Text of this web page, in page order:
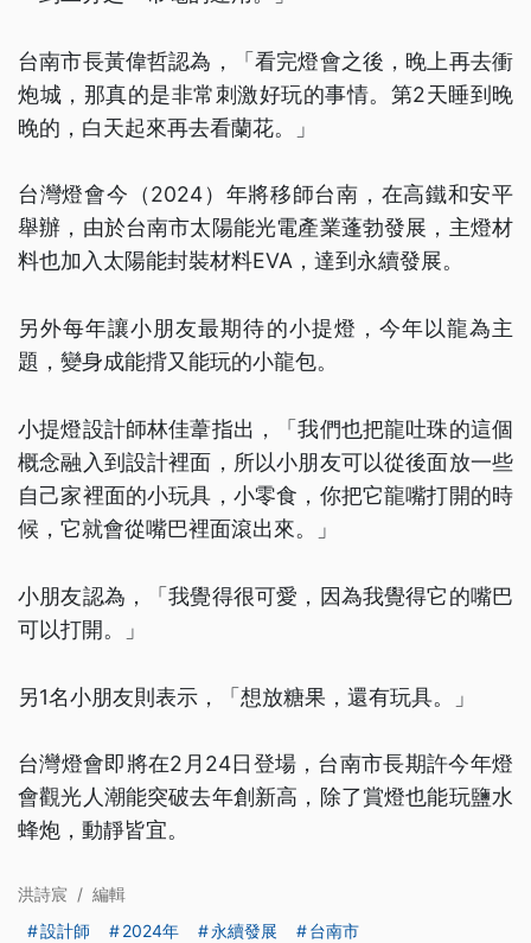
台南市長黃偉哲認為，「看完燈會之後，晚上再去衝
炮城，那真的是非常刺激好玩的事情。第2天睡到晚
晚的，白天起來再去看蘭花。」
台灣燈會今（2024）年將移師台南，在高鐵和安平
舉辦，由於台南市太陽能光電產業蓬勃發展，主燈材
料也加入太陽能封裝材料EVA，達到永續發展。
另外每年讓小朋友最期待的小提燈，今年以龍為主
題，變身成能揹又能玩的小龍包。
小提燈設計師林佳葦指出，「我們也把龍吐珠的這個
概念融入到設計裡面，所以小朋友可以從後面放一些
自己家裡面的小玩具，小零食，你把它龍嘴打開的時
候，它就會從嘴巴裡面滾出來。」
小朋友認為，「我覺得很可愛，因為我覺得它的嘴巴
可以打開。」
另1名小朋友則表示，「想放糖果，還有玩具。」
台灣燈會即將在2月24日登場，台南市長期許今年燈
會觀光人潮能突破去年創新高，除了賞燈也能玩鹽水
蜂炮，動靜皆宜。
洪詩宸 / 編輯
設計師
2024年 永續發展
台南市